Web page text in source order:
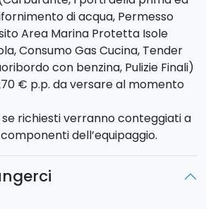
sarà la volta diLevanzo, la più
caratterizzata dall'assenza di
prelibate specialità culinarie.
èMarettimo , meta
desiderino allontanarsi dal
delle città, per tuffarsi in un
L’isola può considerarsi uno
fra le rare località marine ancora
onde di un mare meraviglioso
è il vostro sogno nel cassetto,
di acqua, Permesso
Area Marina Protetta Isole
Consumo Gas Cucina, Tender
con benzina, Pulizie Finali)
€ p.p. da versare al momento
richiesti verranno conteggiati a
dell’equipaggio.